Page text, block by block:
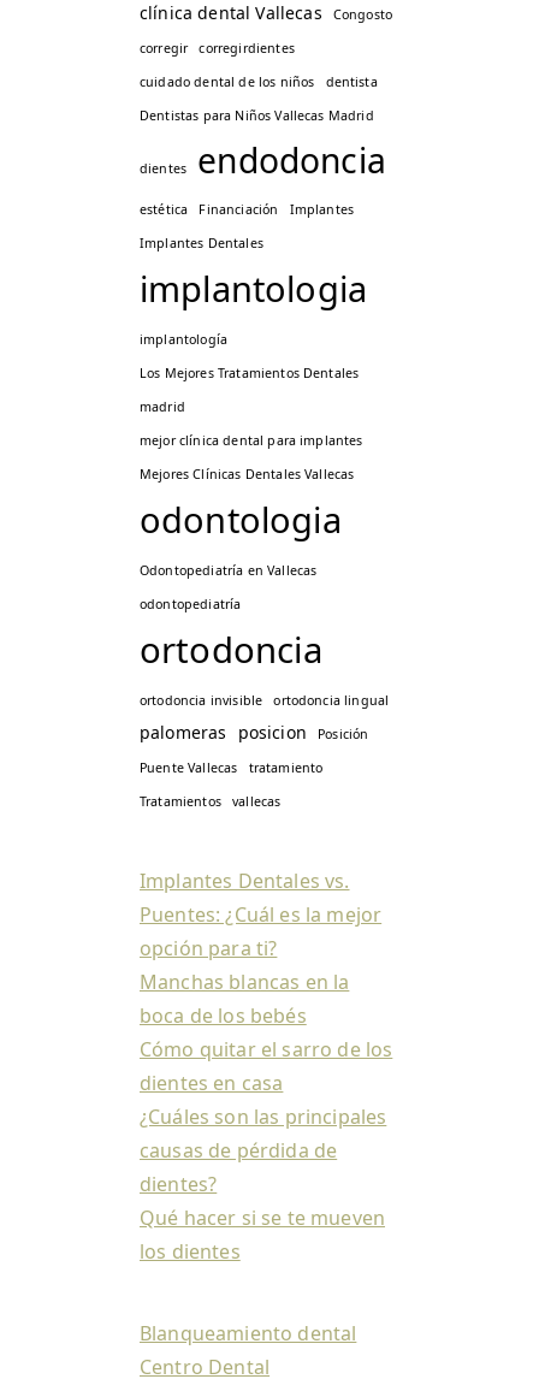
clínica dental Vallecas
Congosto
corregir
corregirdientes
cuidado dental de los niños
dentista
Dentistas para Niños Vallecas Madrid
dientes endodoncia
estética Financiación
Implantes
Implantes Dentales
implantologia
implantología
Los Mejores Tratamientos Dentales
madrid
mejor clínica dental para implantes
Mejores Clínicas Dentales Vallecas
odontologia
Odontopediatría en Vallecas
odontopediatría
ortodoncia
ortodoncia invisible ortodoncia lingual
palomeras posicion
Posición
Puente Vallecas
tratamiento
Tratamientos
vallecas
Implantes Dentales vs.
Puentes: ¿Cuál es la mejor
opción para ti?
Manchas blancas en la
boca de los bebés
Cómo quitar el sarro de los
dientes en casa
¿Cuáles son las principales
causas de pérdida de
dientes?
Qué hacer si se te mueven
los dientes
Blanqueamiento dental
Centro Dental